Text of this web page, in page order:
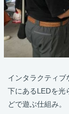
インタラクティブ
下にあるLEDを光
どで遊ぶ仕組み。